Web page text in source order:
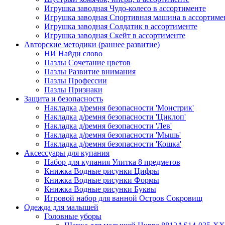
Игрушка заводная Чудо-колесо в ассортименте
Игрушка заводная Спортивная машина в
Игрушка заводная Солдатик в ассортименте
Игрушка заводная Скейт в ассортименте
Авторские методики (раннее развитие)
НИ Найди слово
Пазлы Сочетание цветов
Пазлы Развитие внимания
Пазлы Профессии
Пазлы Признаки
Защита и безопасность
Накладка д/ремня безопасности 'Монстрик'
Накладка д/ремня безопасности 'Циклоп'
Накладка д/ремня безопасности 'Лев'
Накладка д/ремня безопасности 'Мышь'
Накладка д/ремня безопасности 'Кошка'
Аксессуары для купания
Набор для купания Улитка 8 предметов
Книжка Водные рисунки Цифры
Книжка Водные рисунки Формы
Книжка Водные рисунки Буквы
Игровой набор для ванной Остров Сокровищ
Одежда для малышей
Головные уборы